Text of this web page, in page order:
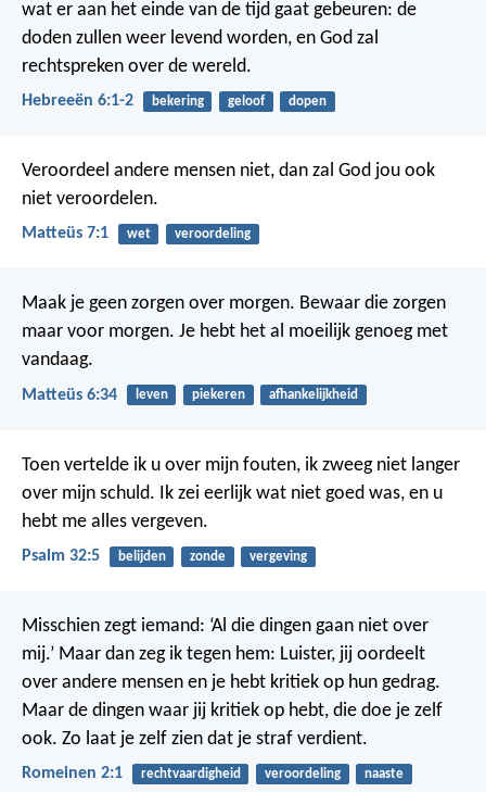
wat er aan het einde van de tijd gaat gebeuren: de
doden zullen weer levend worden, en God zal
rechtspreken over de wereld.
Hebreeën 6:1-2 bekering geloof dopen
Veroordeel andere mensen niet, dan zal God jou ook
niet veroordelen.
Matteüs 7:1 wet veroordeling
Maak je geen zorgen over morgen. Bewaar die zorgen
maar voor morgen. Je hebt het al moeilijk genoeg met
vandaag.
Matteüs 6:34 leven piekeren afhankelijkheid
Toen vertelde ik u over mijn fouten, ik zweeg niet langer
over mijn schuld. Ik zei eerlijk wat niet goed was, en u
hebt me alles vergeven.
Psalm 32:5 belijden zonde vergeving
Misschien zegt iemand: ‘Al die dingen gaan niet over
mij.’ Maar dan zeg ik tegen hem: Luister, jij oordeelt
over andere mensen en je hebt kritiek op hun gedrag.
Maar de dingen waar jij kritiek op hebt, die doe je zelf
ook. Zo laat je zelf zien dat je straf verdient.
Romeinen 2:1 rechtvaardigheid veroordeling naaste